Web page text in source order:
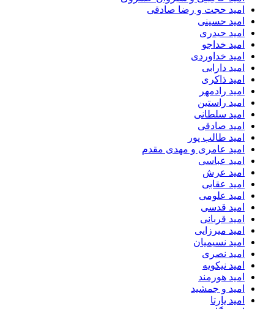
امید حجت و رضا صادقی
امید حسینی
امید حیدری
امید خداجو
امید خداوردی
امید دارابی
امید ذاکری
امید رادمهر
امید راستین
امید سلطانی
امید صادقی
امید طالب پور
امید عامری و مهدی مقدم
امید عباسی
امید عرش
امید عقابی
امید علومی
امید قدسی
امید قربانی
امید میرزایی
امید نسیمیان
امید نصری
امید نیکویه
امید هورمند
امید و جمشید
امید یارتا